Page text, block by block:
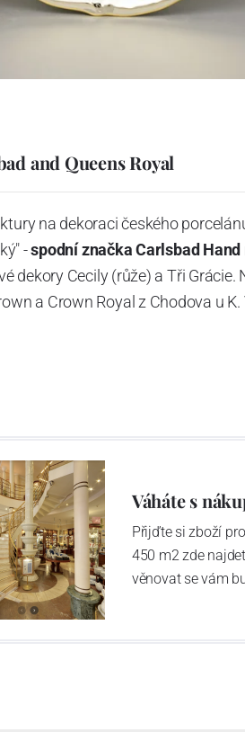
and Queens Royal
na dekoraci českého
-spodní značka Carlsbad
dekory Cecily (růže) a Tři
a Crown Royal z Chodova u K.
Váháte s
Přijďte si zboží
450 m2 zde
věnovat se vám